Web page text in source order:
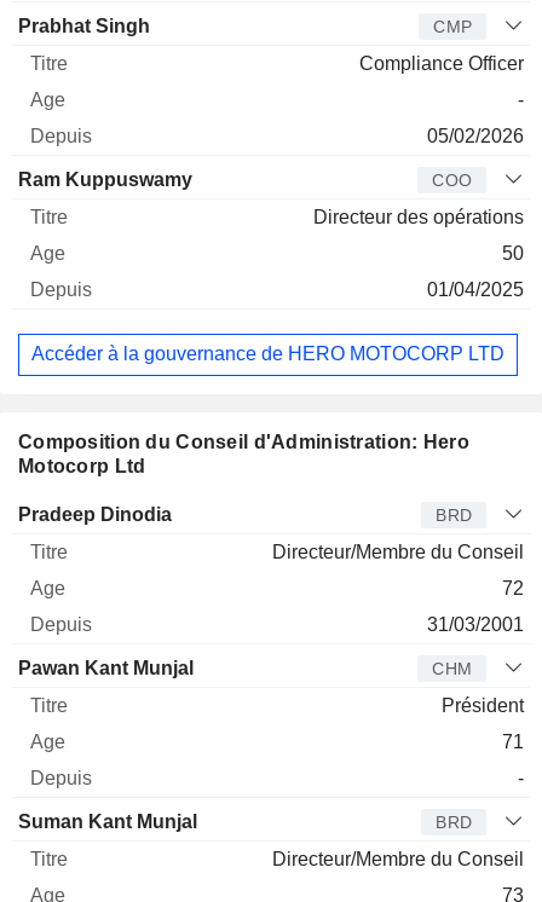
Prabhat Singh CMP
Compliance Officer
-
05/02/2026
Ram Kuppuswamy COO
Directeur des opérations
50
01/04/2025
Accéder à la gouvernance de HERO MOTOCORP LTD
Composition du Conseil d'Administration: Hero
Motocorp Ltd
Administrateur Titre
Pradeep Dinodia BRD
Directeur/Membre du Conseil
72
31/03/2001
Pawan Kant Munjal CHM
Président
71
-
Suman Kant Munjal BRD
Directeur/Membre du Conseil
73